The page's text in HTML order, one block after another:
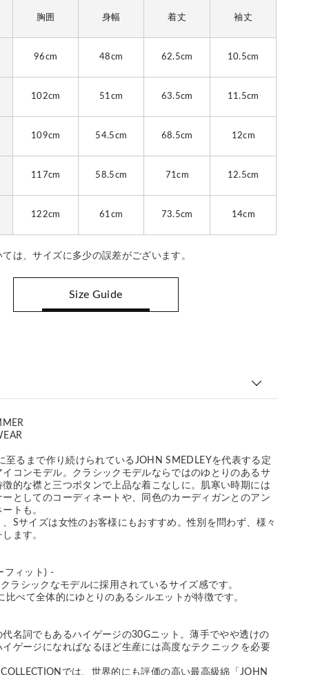
胸囲 身幅 着丈 袖丈
96cm 48cm 62.5cm 10.5cm
102cm 51cm 63.5cm 11.5cm
109cm 54.5cm 68.5cm 12cm
117cm 58.5cm 71cm 12.5cm
122cm 61cm 73.5cm 14cm
は、サイズに多少の誤差がございます。
Size Guide
至るまで作り続けられているJOHN SMEDLEYを代表する定
コンモデル。クラシックモデルならではのゆとりのあるサ
的な襟と三つボタンで上品な着こなしに。肌寒い時期には
としてのコーディネートや、同色のカーディガンとのアン
トも。
Sサイズは女性のお客様にもおすすめ。性別を問わず、様々
ます。
フィット) -
ラシックなモデルに採用されているサイズ感です。
比べて全体的にゆとりのあるシルエットが特徴です。
名詞でもあるハイゲージの30Gニット。薄手でやや透けの
ゲージになればなるほど生産には高度なテクニックを必要
では、世界的にも評価の高い最高級綿「JOHN